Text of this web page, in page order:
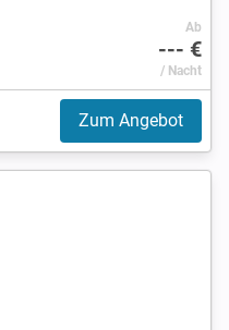
Ab
--- €
/ Nacht
Zum Angebot